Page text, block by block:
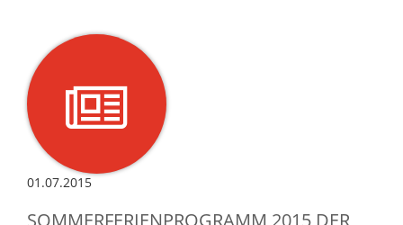
01.07.2015
SOMMERFERIENPROGRAMM 2015 DER